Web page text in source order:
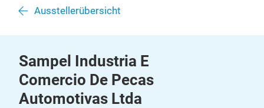
Ausstellerübersicht
Sampel Industria E
Comercio De Pecas
Automotivas Ltda